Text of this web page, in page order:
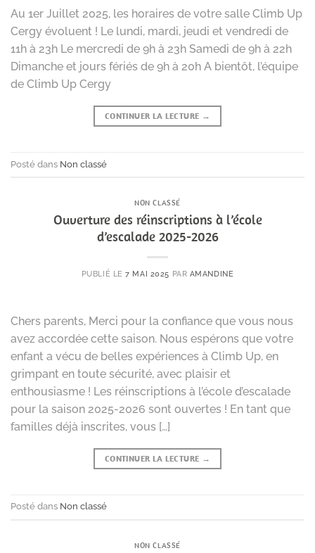
Au 1er Juillet 2025, les horaires de votre salle Climb Up
Cergy évoluent ! Le lundi, mardi, jeudi et vendredi de
11h à 23h Le mercredi de 9h à 23h Samedi de 9h à 22h
Dimanche et jours fériés de 9h à 20h A bientôt, l’équipe
de Climb Up Cergy
CONTINUER LA LECTURE →
Posté dans Non classé
NON CLASSÉ
Ouverture des réinscriptions à l’école
d’escalade 2025-2026
PUBLIÉ LE7 MAI 2025 PAR AMANDINE
Chers parents, Merci pour la confiance que vous nous
avez accordée cette saison. Nous espérons que votre
enfant a vécu de belles expériences à Climb Up, en
grimpant en toute sécurité, avec plaisir et
enthousiasme ! Les réinscriptions à l’école d’escalade
pour la saison 2025-2026 sont ouvertes ! En tant que
familles déjà inscrites, vous […]
CONTINUER LA LECTURE →
Posté dans Non classé
NON CLASSÉ